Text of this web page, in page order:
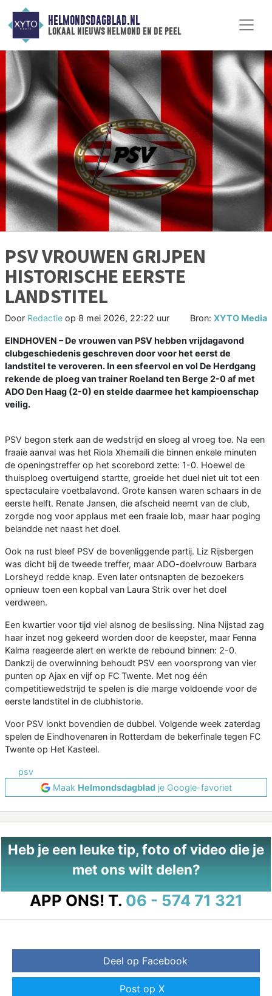
HELMONDSDAGBLAD.NL
lokaal nieuws helmond en de peel
PSV VROUWEN GRIJPEN
HISTORISCHE EERSTE
LANDSTITEL
Door Redactie op 8 mei 2026, 22:22 uur Bron: XYTO Media
EINDHOVEN – De vrouwen van PSV hebben vrijdagavond
clubgeschiedenis geschreven door voor het eerst de
landstitel te veroveren. In een sfeervol en vol De Herdgang
rekende de ploeg van trainer Roeland ten Berge 2-0 af met
ADO Den Haag (2-0) en stelde daarmee het kampioenschap
veilig.
PSV begon sterk aan de wedstrijd en sloeg al vroeg toe. Na een
fraaie aanval was het Riola Xhemaili die binnen enkele minuten
de openingstreffer op het scorebord zette: 1-0. Hoewel de
thuisploeg overtuigend startte, groeide het duel niet uit tot een
spectaculaire voetbalavond. Grote kansen waren schaars in de
eerste helft. Renate Jansen, die afscheid neemt van de club,
zorgde nog voor applaus met een fraaie lob, maar haar poging
belandde net naast het doel.
Ook na rust bleef PSV de bovenliggende partij. Liz Rijsbergen
was dicht bij de tweede treffer, maar ADO-doelvrouw Barbara
Lorsheyd redde knap. Even later ontsnapten de bezoekers
opnieuw toen een kopbal van Laura Strik over het doel
verdween.
Een kwartier voor tijd viel alsnog de beslissing. Nina Nijstad zag
haar inzet nog gekeerd worden door de keepster, maar Fenna
Kalma reageerde alert en werkte de rebound binnen: 2-0.
Dankzij de overwinning behoudt PSV een voorsprong van vier
punten op Ajax en vijf op FC Twente. Met nog één
competitiewedstrijd te spelen is die marge voldoende voor de
eerste landstitel in de clubhistorie.
Voor PSV lonkt bovendien de dubbel. Volgende week zaterdag
spelen de Eindhovenaren in Rotterdam de bekerfinale tegen FC
Twente op Het Kasteel.
psv
Maak Helmondsdagbladje Google-favoriet
Heb je een leuke tip, foto of video die je
met ons wilt delen?
APP ONS! T. 06 - 574 71 321
Deel op Facebook
Post op X